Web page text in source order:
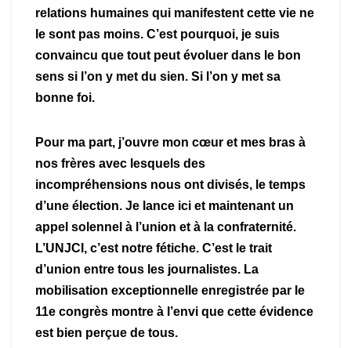
relations humaines qui manifestent cette vie ne
le sont pas moins. C’est pourquoi, je suis
convaincu que tout peut évoluer dans le bon
sens si l’on y met du sien. Si l’on y met sa
bonne foi.
Pour ma part, j’ouvre mon cœur et mes bras à
nos frères avec lesquels des
incompréhensions nous ont divisés, le temps
d’une élection. Je lance ici et maintenant un
appel solennel à l’union et à la confraternité.
L’UNJCI, c’est notre fétiche. C’est le trait
d’union entre tous les journalistes. La
mobilisation exceptionnelle enregistrée par le
11e congrès montre à l’envi que cette évidence
est bien perçue de tous.